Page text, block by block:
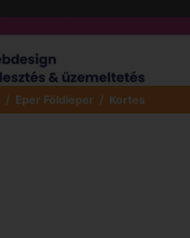
Eper Földieper Kortes